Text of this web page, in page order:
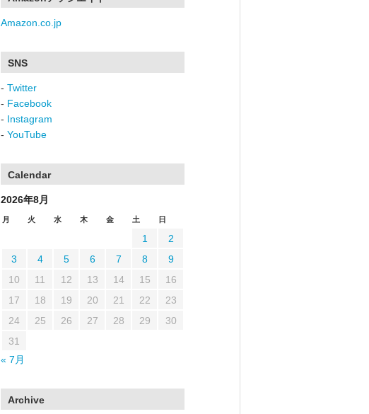
Amazon.co.jp
SNS
- Twitter
- Facebook
- Instagram
- YouTube
Calendar
2026年8月
月 火 水 木 金 土 日
1
2
3
4 5 6 7 8
9
10
11 12 13 14 15
16
17
18 19 20 21 22
23
24
25 26 27 28 29
30
31
« 7月
Archive